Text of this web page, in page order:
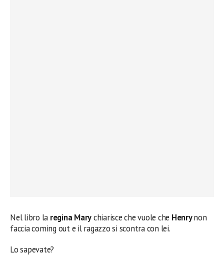
Nel libro la regina Marychiarisce che vuole che Henrynon
faccia coming out e il ragazzo si scontra con lei.
Lo sapevate?